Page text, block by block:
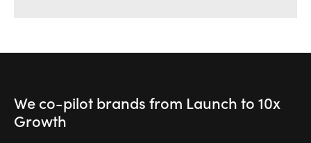
We co-pilot brandsfrom Launch to10x
Growth